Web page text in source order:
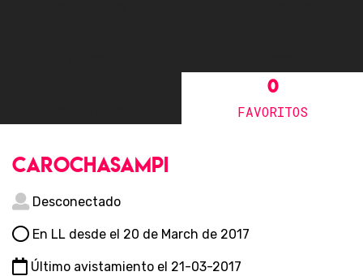
0
FAVORITOS
carochasampi
Desconectado
En LL desde el 20 de March de 2017
Último avistamiento el 21-03-2017